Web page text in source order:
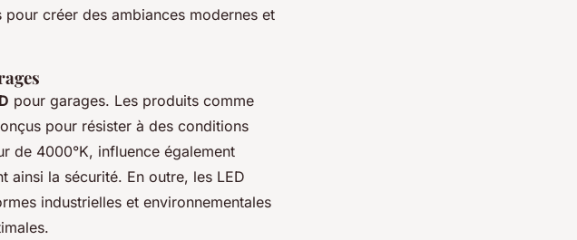
créer des ambiances modernes et
pour garages. Les produits comme
pour résister à des conditions
de 4000°K, influence également
ainsi la sécurité. En outre, les LED
industrielles et environnementales